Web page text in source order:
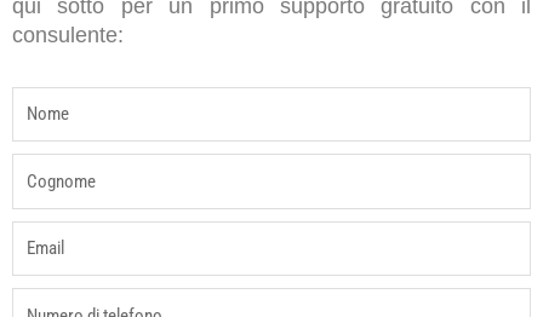
qui sotto per un primo supporto gratuito con il
consulente: